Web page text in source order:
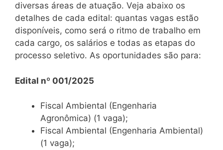
diversas áreas de atuação. Veja abaixo os
detalhes de cada edital: quantas vagas estão
disponíveis, como será o ritmo de trabalho em
cada cargo, os salários e todas as etapas do
processo seletivo. As oportunidades são para:
Edital nº 001/2025
Fiscal Ambiental (Engenharia
Agronômica) (1 vaga);
Fiscal Ambiental (Engenharia Ambiental)
(1 vaga);